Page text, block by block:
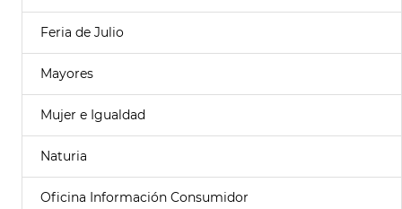
Feria de Julio
Mayores
Mujer e Igualdad
Naturia
Oficina Información Consumidor